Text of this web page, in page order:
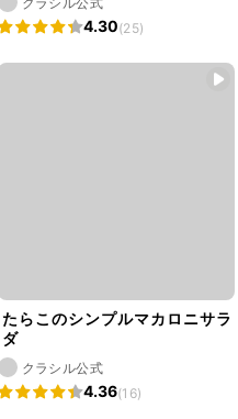
4.30(25)
たらこのシンプルマカロニサラ
ダ
クラシル公式
4.36(16)